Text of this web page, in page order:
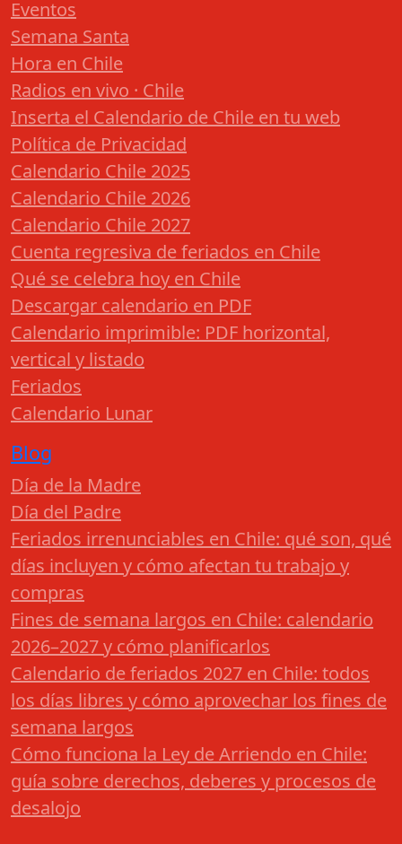
Eventos
Semana Santa
Hora en Chile
Radios en vivo · Chile
Inserta el Calendario de Chile en tu web
Política de Privacidad
Calendario Chile 2025
Calendario Chile 2026
Calendario Chile 2027
Cuenta regresiva de feriados en Chile
Qué se celebra hoy en Chile
Descargar calendario en PDF
Calendario imprimible: PDF horizontal,
vertical y listado
Feriados
Calendario Lunar
Blog
Día de la Madre
Día del Padre
Feriados irrenunciables en Chile: qué son, qué
días incluyen y cómo afectan tu trabajo y
compras
Fines de semana largos en Chile: calendario
2026–2027 y cómo planificarlos
Calendario de feriados 2027 en Chile: todos
los días libres y cómo aprovechar los fines de
semana largos
Cómo funciona la Ley de Arriendo en Chile:
guía sobre derechos, deberes y procesos de
desalojo